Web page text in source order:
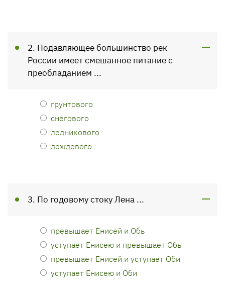
2. Подавляющее большинство рек
России имеет смешанное питание с
преобладанием ...
грунтового
снегового
ледникового
дождевого
3. По годовому стоку Лена ...
превышает Енисей и Обь
уступает Енисею и превышает Обь
превышает Енисей и уступает Оби
уступает Енисею и Оби